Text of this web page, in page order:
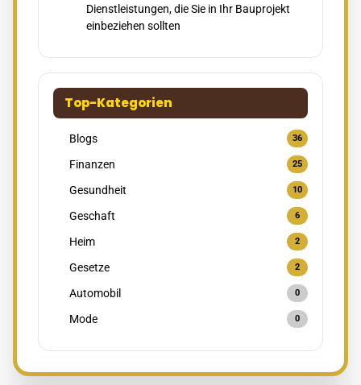
Dienstleistungen, die Sie in Ihr Bauprojekt
einbeziehen sollten
Top-Kategorien
Blogs 36
Finanzen 25
Gesundheit 10
Geschaft 6
Heim 2
Gesetze 2
Automobil 0
Mode 0